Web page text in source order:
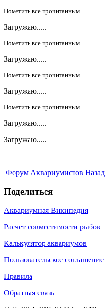
Пометить все прочитанным
Загружаю.....
Пометить все прочитанным
Загружаю.....
Пометить все прочитанным
Загружаю.....
Пометить все прочитанным
Загружаю.....
Загружаю.....
Форум Аквариумистов Назад
Поделиться
Аквариумная Википедия
Расчет совместимости рыбок
Калькулятор аквариумов
Пользовательское соглашение
Правила
Обратная связь